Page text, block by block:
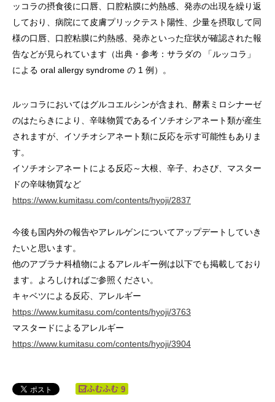
ッコラの摂食後に口唇、口腔粘膜に灼熱感、発赤の出現を繰り返
しており、病院にて皮膚プリックテスト陽性、少量を摂取して同
様の口唇、口腔粘膜に灼熱感、発赤といった症状が確認された報
告などが見られています（出典・参考：サラダの 「ルッコラ」
による oral allergy syndrome の 1 例）。
ルッコラにおいてはグルコエルシンが含まれ、酵素ミロシナーゼ
のはたらきにより、​辛味物質であるイソチオシアネート類が産生
されますが、イソチオシアネート類に反応を示す可能性もありま
す。
イソチオシアネートによる反応～大根、辛子、わさび、マスター
ドの辛味物質など
https://www.kumitasu.com/contents/hyoji/2837
今後も国内外の報告やアレルゲンについてアップデートしていき
たいと思います。
他のアブラナ科植物によるアレルギー例は以下でも掲載しており
ます。よろしければご参照ください。
キャベツによる反応、アレルギー
https://www.kumitasu.com/contents/hyoji/3763
マスタードによるアレルギー
https://www.kumitasu.com/contents/hyoji/3904
9